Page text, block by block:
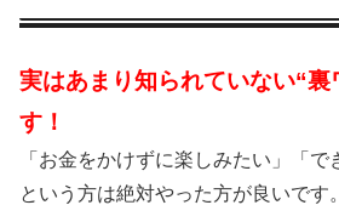
実はあまり知られていない“裏
す！
「お金をかけずに楽しみたい」「で
という方は絶対やった方が良いです。